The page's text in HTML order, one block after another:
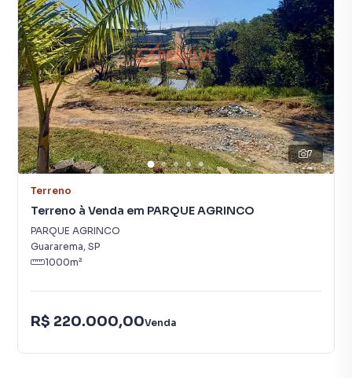
7
Terreno
Terreno à Venda em PARQUE AGRINCO
PARQUE AGRINCO
Guararema, SP
1000m²
R$ 220.000,00Venda